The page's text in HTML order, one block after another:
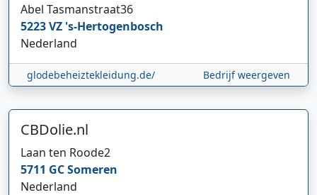
Abel Tasmanstraat36
5223 VZ 's-Hertogenbosch
Nederland
glodebeheiztekleidung.de/ Bedrijf weergeven
CBDolie.nl
Laan ten Roode2
5711 GCSomeren
Nederland